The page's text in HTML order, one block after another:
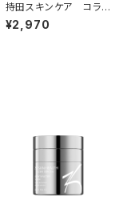
持田スキンケア コラ
ージュ リペアローショ
ン（しっとり）
¥2,970